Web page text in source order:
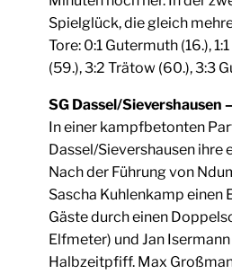
Spielglück, die gleich
Tore: 0:1 Gutermuth (16.),
(59.), 3:2 Trätow (60.), 3:3
SG Dassel/Sievershausen
In einer kampfbetonten
Dassel/Sievershausen ihre
Nach der Führung von
Sascha Kuhlenkamp einen
Gäste durch einen
Elfmeter) und Jan
Halbzeitpfiff. Max